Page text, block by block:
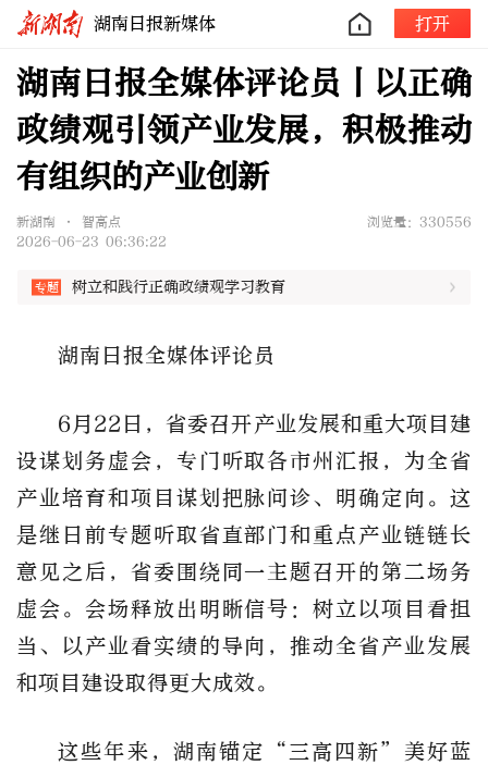
湖南日报新媒体 打开
湖南日报全媒体评论员丨以正确
政绩观引领产业发展，积极推动
有组织的产业创新
新湖南 • 智高点
浏览量：330556
2026-06-23 06:36:22
树立和践行正确政绩观学习教育
湖南日报全媒体评论员
6月22日，省委召开产业发展和重大项目建
设谋划务虚会，专门听取各市州汇报，为全省
产业培育和项目谋划把脉问诊、明确定向。这
是继日前专题听取省直部门和重点产业链链长
意见之后，省委围绕同一主题召开的第二场务
虚会。会场释放出明晰信号：树立以项目看担
当、以产业看实绩的导向，推动全省产业发展
和项目建设取得更大成效。
这些年来，湖南锚定“三高四新”美好蓝